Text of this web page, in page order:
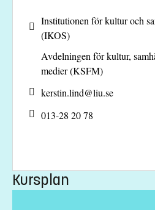
jennie.wallin@liu.se
013-28 47 76
Kerstin Lind, kursansvarig
kerstin.lind@liu.se
013-282078
Institutionen för kultur och
(IKOS)
Avdelningen för kultur,
medier (KSFM)
kerstin.lind@liu.se
013-28 20 78
Kursplan